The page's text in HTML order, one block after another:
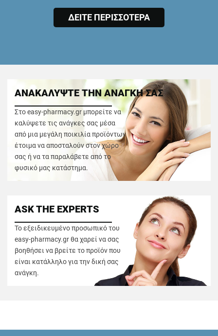
ΔΕΙΤΕ ΠΕΡΙΣΣΟΤΕΡΑ
ΑΝΑΚΑΛΥΨΤΕ ΤΗΝ ΑΝΑΓΚΗ ΣΑΣ
Στο easy-pharmacy.gr μπορείτε να
καλύψετε τις ανάγκες σας μέσα
από μια μεγάλη ποικιλία προϊόντων
έτοιμα να αποσταλούν στον χώρο
σας ή να τα παραλάβετε από το
φυσικό μας κατάστημα.
ASK THE EXPERTS
Το εξειδικευμένο προσωπικό του
easy-pharmacy.gr θα χαρεί να σας
βοηθήσει να βρείτε το προϊόν που
είναι κατάλληλο για την δική σας
ανάγκη.